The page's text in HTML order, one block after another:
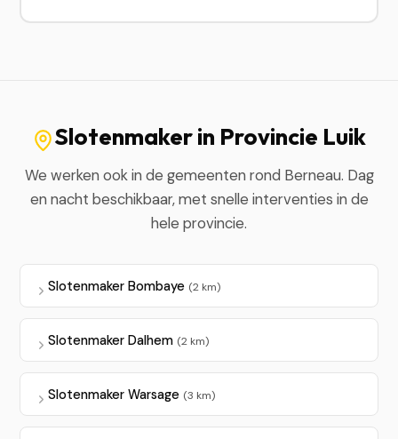
Slotenmaker in Provincie Luik
We werken ook in de gemeenten rond Berneau. Dag
en nacht beschikbaar, met snelle interventies in de
hele provincie.
Slotenmaker Bombaye (2 km)
Slotenmaker Dalhem (2 km)
Slotenmaker Warsage (3 km)